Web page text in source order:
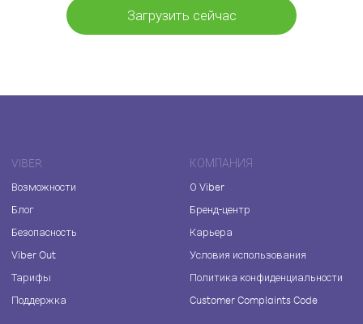
Загрузить сейчас
VIBER
Возможности
Блог
Безопасность
Viber Out
Тарифы
Поддержка
КОМПАНИЯ
О Viber
Бренд-центр
Карьера
Условия использования
Политика конфиденциальности
Customer Complaints Code